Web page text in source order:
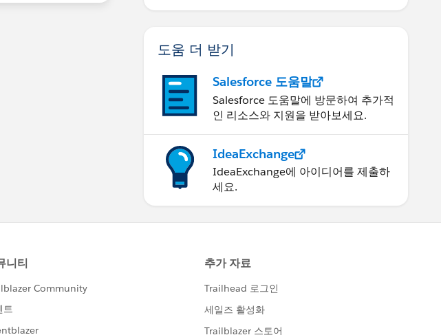
도움 더 받기
Salesforce 도움말
Salesforce 도움말에 방문하여 추가적
인 리소스와 지원을 받아보세요.
IdeaExchange
IdeaExchange에 아이디어를 제출하
세요.